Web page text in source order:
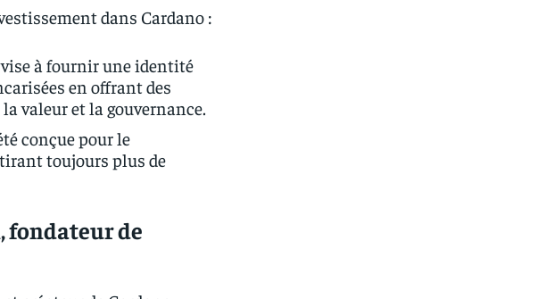
dans Cardano :
à fournir une identité
en offrant des
valeur et la gouvernance.
conçue pour le
toujours plus de
fondateur de